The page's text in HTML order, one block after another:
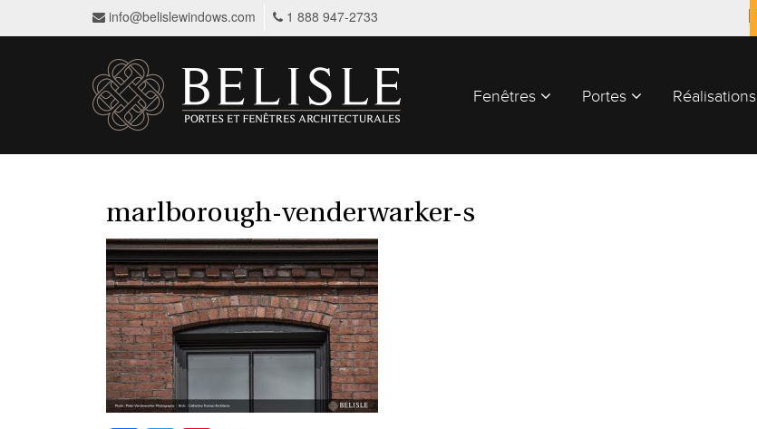
info@belislewindows.com 1 888 947-2733
Fenêtres Portes Réalisations
marlborough-venderwarker-s